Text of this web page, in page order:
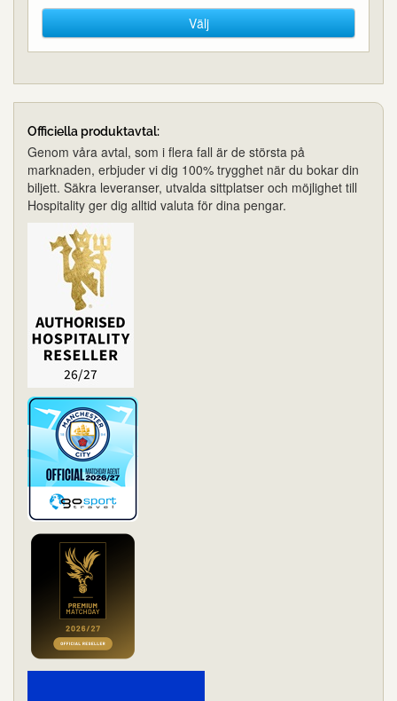
Välj
Officiella produktavtal:
Genom våra avtal, som i flera fall är de största på
marknaden, erbjuder vi dig 100% trygghet när du bokar din
biljett. Säkra leveranser, utvalda sittplatser och möjlighet till
Hospitality ger dig alltid valuta för dina pengar.